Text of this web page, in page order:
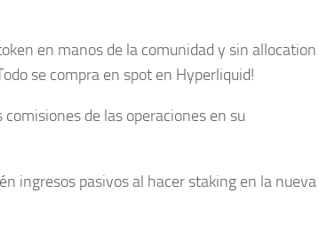
en manos de la comunidad y sin allocation
se compra en spot en Hyperliquid!
de las operaciones en su
ingresos pasivos al hacer staking en la nueva